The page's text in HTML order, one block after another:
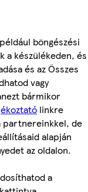
böngészési
a készülékeden, és
és az Összes
vagy
bármikor
linkre
partnereinkkel, de
alapján
az oldalon.
a